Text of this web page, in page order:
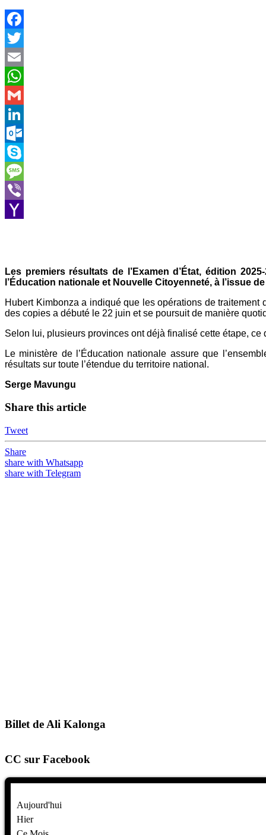
Facebook
Twitter
Email
WhatsApp
Gmail
LinkedIn
Outlook.com
Skype
Message
Viber
Les premiers résultats de l’Examen d’État, édition
l’Éducation nationale et Nouvelle Citoyenneté, à l’issue
Hubert Kimbonza a indiqué que les opérations de
des copies a débuté le 22 juin et se poursuit de manière
Selon lui, plusieurs provinces ont déjà finalisé cette étape,
Le ministère de l’Éducation nationale assure que
résultats sur toute l’étendue du territoire national.
Serge Mavungu
Share this article
Tweet
Share
share with Whatsapp
share with Telegram
Billet de Ali Kalonga
CC sur Facebook
Aujourd'hui
Hier